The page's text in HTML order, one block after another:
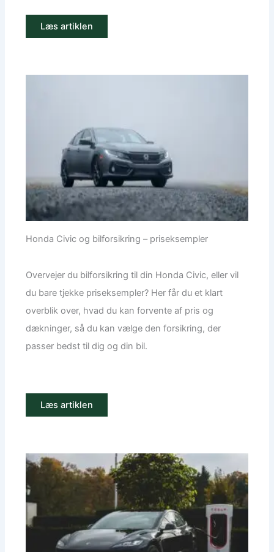
Læs artiklen
Honda Civic og bilforsikring – priseksempler
Overvejer du bilforsikring til din Honda Civic, eller vil
du bare tjekke priseksempler? Her får du et klart
overblik over, hvad du kan forvente af pris og
dækninger, så du kan vælge den forsikring, der
passer bedst til dig og din bil.
Læs artiklen